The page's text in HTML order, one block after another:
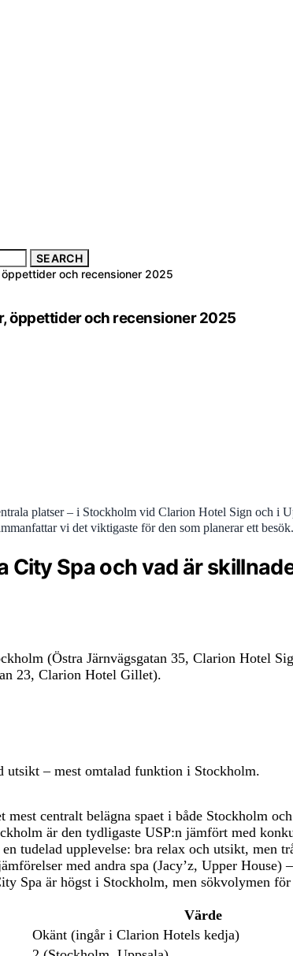
SEARCH
öppettider och recensioner 2025
öppettider och recensioner 2025
platser – i Stockholm vid Clarion Hotel Sign och
vi det viktigaste för den som planerar ett besök.
City Spa och vad är
(Östra Järnvägsgatan 35, Clarion Hotel
23, Clarion Hotel Gillet).
utsikt – mest omtalad funktion i Stockholm.
mest centralt belägna spaet i både Stockholm
är den tydligaste USP:n jämfört med
en tudelad upplevelse: bra relax och utsikt, men
med andra spa (Jacy’z, Upper House)
Spa är högst i Stockholm, men sökvolymen
Värde
Okänt (ingår i Clarion Hotels kedja)